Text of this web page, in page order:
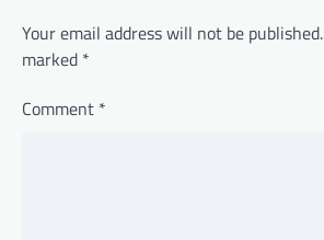
Your email address will not be published.
marked *
Comment *